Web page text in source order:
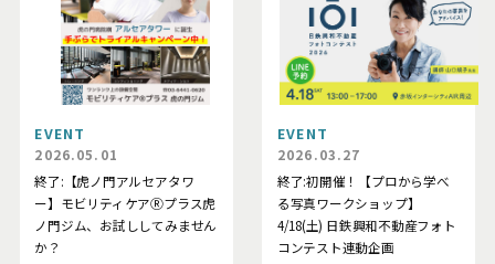
EVENT
2026.05.01
終了:【虎ノ門アルセアタワ
ー】モビリティケアⓇプラス虎
ノ門ジム、お試ししてみません
か？
EVENT
2026.03.27
終了:初開催！【プロから学べ
る写真ワークショップ】
4/18(土) 日鉄興和不動産フォト
コンテスト連動企画